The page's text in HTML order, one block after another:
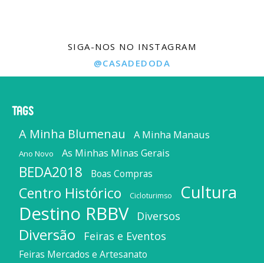
SIGA-NOS NO INSTAGRAM
@CASADEDODA
Tags
A Minha Blumenau A Minha Manaus
Ano Novo As Minhas Minas Gerais
BEDA2018 Boas Compras
Centro Histórico Cicloturimso Cultura
Destino RBBV Diversos
Diversão Feiras e Eventos
Feiras Mercados e Artesanato